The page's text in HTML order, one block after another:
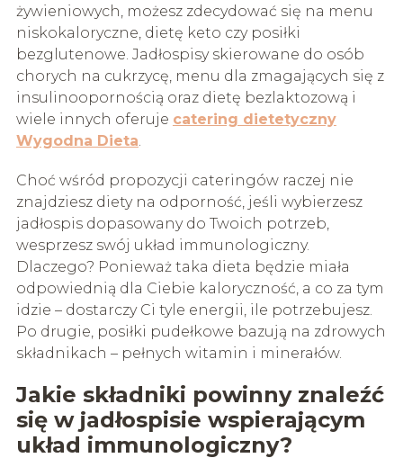
żywieniowych, możesz zdecydować się na menu
niskokaloryczne, dietę keto czy posiłki
bezglutenowe. Jadłospisy skierowane do osób
chorych na cukrzycę, menu dla zmagających się z
insulinoopornością oraz dietę bezlaktozową i
wiele innych oferuje catering dietetyczny
Wygodna Dieta.
Choć wśród propozycji cateringów raczej nie
znajdziesz diety na odporność, jeśli wybierzesz
jadłospis dopasowany do Twoich potrzeb,
wesprzesz swój układ immunologiczny.
Dlaczego? Ponieważ taka dieta będzie miała
odpowiednią dla Ciebie kaloryczność, a co za tym
idzie – dostarczy Ci tyle energii, ile potrzebujesz.
Po drugie, posiłki pudełkowe bazują na zdrowych
składnikach – pełnych witamin i minerałów.
Jakie składniki powinny znaleźć
się w jadłospisie wspierającym
układ immunologiczny?